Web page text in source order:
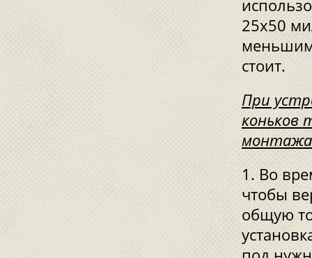
25x50
стоит.
При
коньков
Во
чтобы
общую